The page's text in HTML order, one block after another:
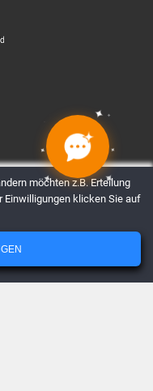
✦
✦
✦
✦
✦
✦
möchten z.B. Erteilung
Einwilligungen klicken Sie auf